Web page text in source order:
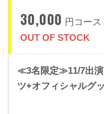
30,000 円コース
OUT OF STOCK
≪3名限定≫11/7出演
ツ+オフィシャルグ